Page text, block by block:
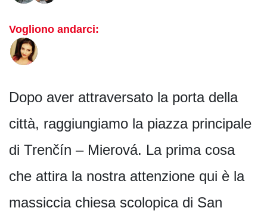
Vogliono andarci:
Dopo aver attraversato la porta della
città, raggiungiamo la piazza principale
di Trenčín – Mierová. La prima cosa
che attira la nostra attenzione qui è la
massiccia chiesa scolopica di San